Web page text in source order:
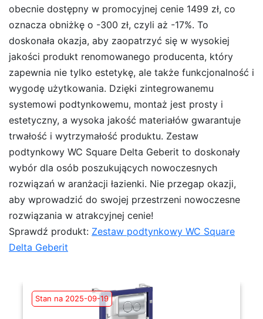
obecnie dostępny w promocyjnej cenie 1499 zł, co
oznacza obniżkę o -300 zł, czyli aż -17%. To
doskonała okazja, aby zaopatrzyć się w wysokiej
jakości produkt renomowanego producenta, który
zapewnia nie tylko estetykę, ale także funkcjonalność i
wygodę użytkowania. Dzięki zintegrowanemu
systemowi podtynkowemu, montaż jest prosty i
estetyczny, a wysoka jakość materiałów gwarantuje
trwałość i wytrzymałość produktu. Zestaw
podtynkowy WC Square Delta Geberit to doskonały
wybór dla osób poszukujących nowoczesnych
rozwiązań w aranżacji łazienki. Nie przegap okazji,
aby wprowadzić do swojej przestrzeni nowoczesne
rozwiązania w atrakcyjnej cenie!
Sprawdź produkt: Zestaw podtynkowy WC Square
Delta Geberit
Stan na 2025-09-19